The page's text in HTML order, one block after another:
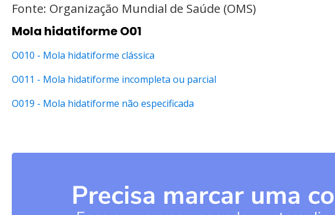
Fonte: Organização Mundial de Saúde (OMS)
Mola hidatiforme O01
O010 - Mola hidatiforme clássica
O011 - Mola hidatiforme incompleta ou parcial
O019 - Mola hidatiforme não especificada